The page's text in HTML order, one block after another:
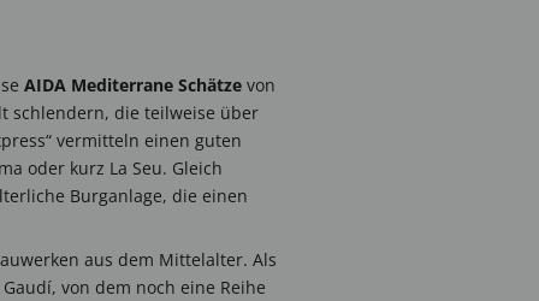
AIDA Mediterrane Schätze von
schlendern, die teilweise über
vermitteln einen guten
oder kurz La Seu. Gleich
Burganlage, die einen
aus dem Mittelalter. Als
von dem noch eine Reihe